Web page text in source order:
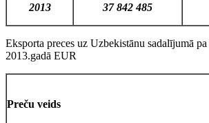
2013 37 842 485
Eksporta preces uz Uzbekistānu sadalījumā
2013.gadā EUR
Preču veids